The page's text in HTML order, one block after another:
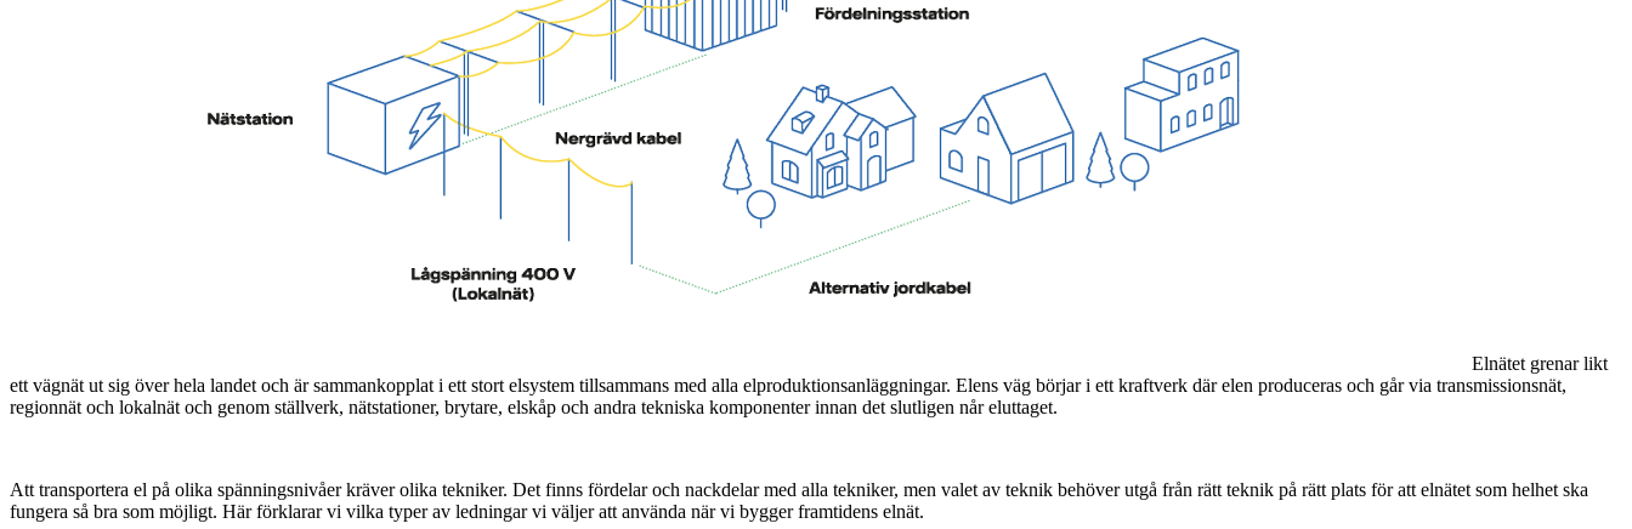
Elnätet grenar likt
ett vägnät ut sig över hela landet och är sammankopplat i ett stort elsystem tillsammans med alla elproduktionsanläggningar. Elens väg börjar i ett kraftverk där elen produceras och går via transmissionsnät,
regionnät och lokalnät och genom ställverk, nätstationer, brytare, elskåp och andra tekniska komponenter innan det slutligen når eluttaget.
Att transportera el på olika spänningsnivåer kräver olika tekniker. Det finns fördelar och nackdelar med alla tekniker, men valet av teknik behöver utgå från rätt teknik på rätt plats för att elnätet som helhet ska
fungera så bra som möjligt. Här förklarar vi vilka typer av ledningar vi väljer att använda när vi bygger framtidens elnät.